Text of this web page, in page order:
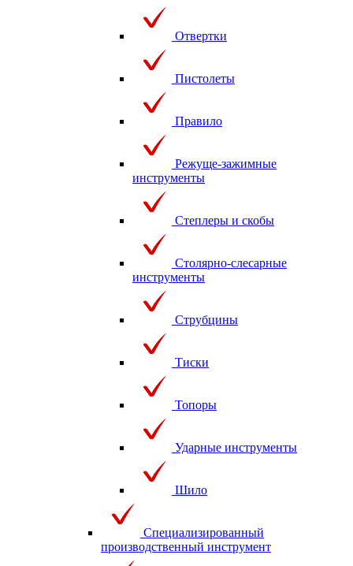
Отвертки
Пистолеты
Правило
Режуще-зажимные
инструменты
Степлеры и скобы
Столярно-слесарные
инструменты
Струбцины
Тиски
Топоры
Ударные инструменты
Шило
Специализированный
производственный инструмент